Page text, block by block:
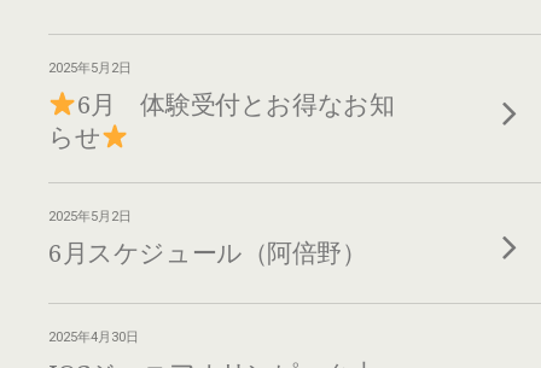
2025年5月2日
6月 体験受付とお得なお知
らせ
2025年5月2日
6月スケジュール（阿倍野）
2025年4月30日